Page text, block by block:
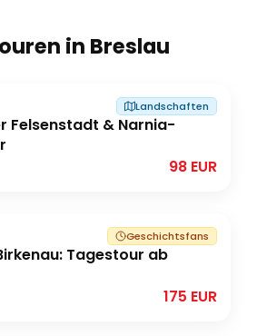
in Breslau
Landschaften
Felsenstadt & Narnia-
98 EUR
Geschichtsfans
Tagestour ab
175 EUR